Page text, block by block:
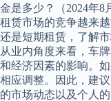
金是多少？（2024年
租赁市场的竞争越来
还是短期租赁，了解
从业内角度来看，车
和经济因素的影响。
相应调整。因此，建
的市场动态以及个人